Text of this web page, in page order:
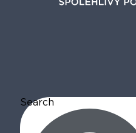
Search